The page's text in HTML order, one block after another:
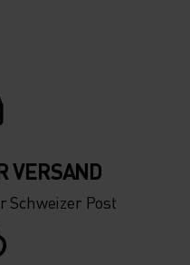
VERSAND
Schweizer Post